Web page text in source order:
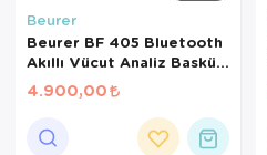
Sarf Malzemeleri
Yara Bakım Ürünleri
Beurer
Beurer BF 405 Bluetooth
Akıllı Vücut Analiz Baskülü
– 200 kg Kapasiteli Dijital
Yağ Ölçer
4.900,00